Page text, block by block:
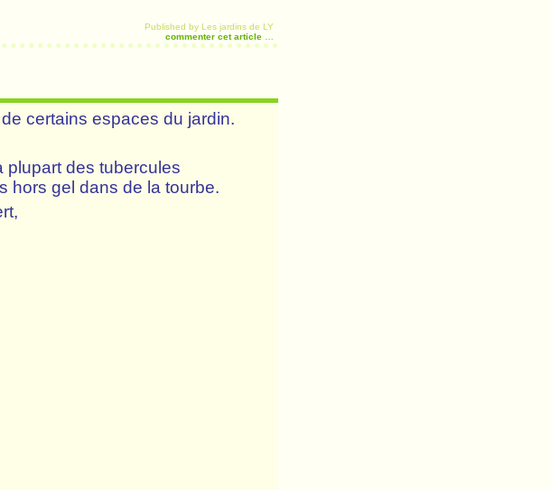
Published by Les jardins de LY
commenter cet article
certains espaces du jardin.
des tubercules
hors gel dans de la tourbe.